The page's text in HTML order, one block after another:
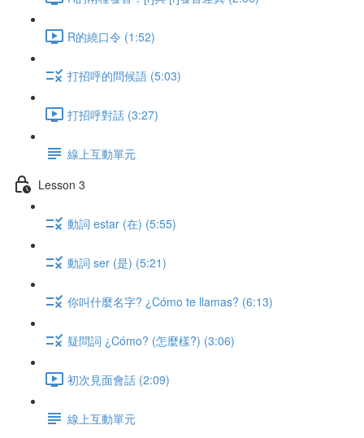
R的繞口令 (1:52)
打招呼的問候語 (5:03)
打招呼對話 (3:27)
線上互動單元
Lesson 3
動詞 estar (在) (5:55)
動詞 ser (是) (5:21)
你叫什麼名字? ¿Cómo te llamas? (6:13)
疑問詞 ¿Cómo? (怎麼樣?) (3:06)
初次見面會話 (2:09)
線上互動單元